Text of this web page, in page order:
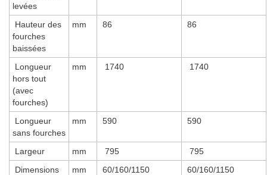
levées
Hauteur des
fourches
baissées
mm 86 86
Longueur
hors tout
(avec
fourches)
mm 1740 1740
Longueur
sans fourches
mm 590 590
Largeur mm 795
795
Dimensions
mm 60/160/1150 60/160/1150